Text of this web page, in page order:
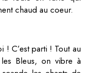
chaud au coeur.
! C’est parti ! Tout au
Bleus, on vibre à